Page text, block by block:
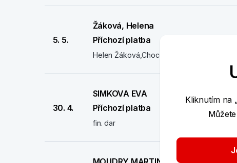
5. 5.
Žáková, Helena
Příchozí platba
Helen Žáková,Chocenice 175
30. 4.
SIMKOVA EVA
Příchozí platba
fin. dar
Kliknutím na